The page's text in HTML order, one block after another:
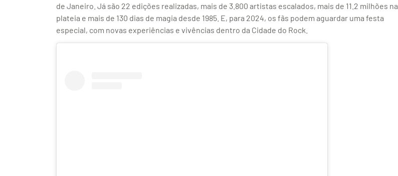
de Janeiro. Já são 22 edições realizadas, mais de 3.800 artistas escalados, mais de 11.2 milhões na
plateia e mais de 130 dias de magia desde 1985. E, para 2024, os fãs podem aguardar uma festa
especial, com novas experiências e vivências dentro da Cidade do Rock.